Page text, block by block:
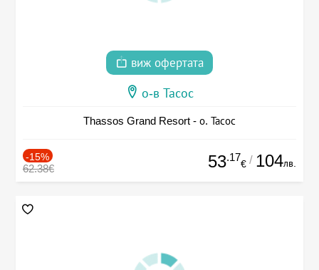
виж офертата
о-в Тасос
Thassos Grand Resort - о. Тасос
-15%
62.38€ 53.17
€ / 104лв.